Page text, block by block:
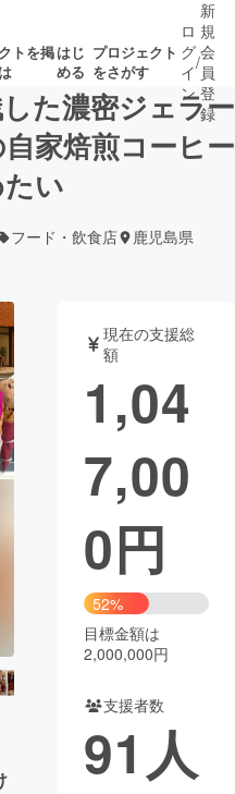
トを掲はじ
める
プロジェクト
をさがす
募集終了が近いプ
ト
書籍・雑誌
チャレンジ
CAMPFIRE Creation
コミュニティ
ロ
グ
イ
ン
/
新
規
会
員
登
録
した濃密ジェラー
家焙煎コーヒー
い
フード・飲食店 鹿児島県
現在の支援総
額
1,04
7,00
0円
52%
目標金額は
2,000,000円
支援者数
91 人